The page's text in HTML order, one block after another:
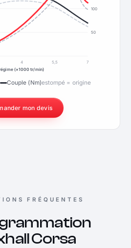
50
100
4 5,5
7
(×1000 tr/min)
Couple (Nm)estompé = origine
mon devis
FRÉQUENTES
Corsa